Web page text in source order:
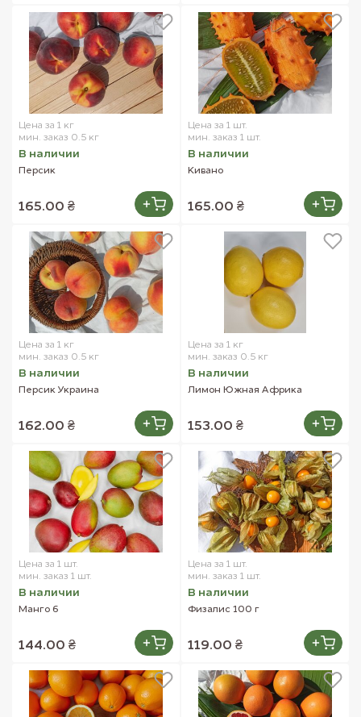
Цена за 1 кг
мин. заказ 0.5 кг
В наличии
Персик
165.00 ₴
Цена за 1 шт.
мин. заказ 1 шт.
В наличии
Кивано
165.00 ₴
Цена за 1 кг
мин. заказ 0.5 кг
В наличии
Персик Украина
162.00 ₴
Цена за 1 кг
мин. заказ 0.5 кг
В наличии
Лимон Южная Африка
153.00 ₴
Цена за 1 шт.
мин. заказ 1 шт.
В наличии
Манго 6
144.00 ₴
Цена за 1 шт.
мин. заказ 1 шт.
В наличии
Физалис 100 г
119.00 ₴